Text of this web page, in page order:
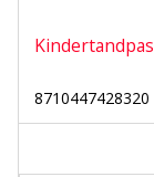
8710447428320